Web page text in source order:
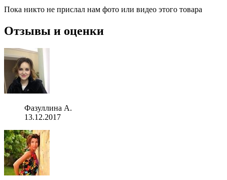
Пока никто не прислал нам фото или видео этого товара
Отзывы и оценки
Фазуллина А.
13.12.2017